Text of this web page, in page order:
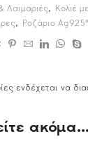
Λαιμαριές, Κολιέ
, Ροζάριο Ag925°
ενδέχεται να
ακόμα...